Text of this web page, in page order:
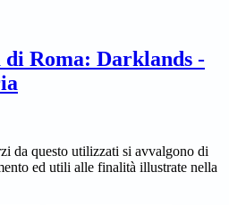
Roma: Darklands -
da questo utilizzati si avvalgono di
ed utili alle finalità illustrate nella